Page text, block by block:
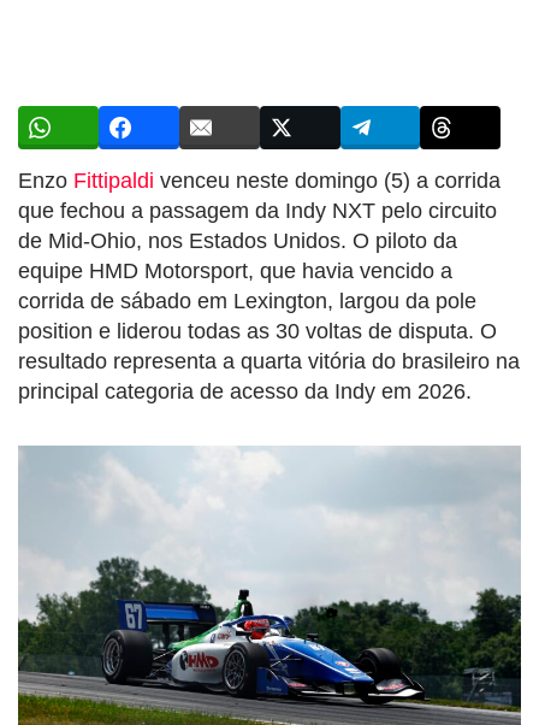
Enzo Fittipaldi venceu neste domingo (5) a corrida
que fechou a passagem da Indy NXT pelo circuito
de Mid-Ohio, nos Estados Unidos. O piloto da
equipe HMD Motorsport, que havia vencido a
corrida de sábado em Lexington, largou da pole
position e liderou todas as 30 voltas de disputa. O
resultado representa a quarta vitória do brasileiro na
principal categoria de acesso da Indy em 2026.